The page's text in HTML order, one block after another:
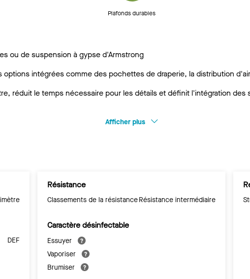
Plafonds durables
ou de suspension à gypse d'Armstrong
intégrées comme des pochettes de draperie, la distribution
réduit le temps nécessaire pour les détails et définit l'intégration des
Afficher plus
DEF
Résistance
Classements de la résistanceRésistance intermédiaire
Caractère désinfectable
Essuyer
Vaporiser
Brumiser